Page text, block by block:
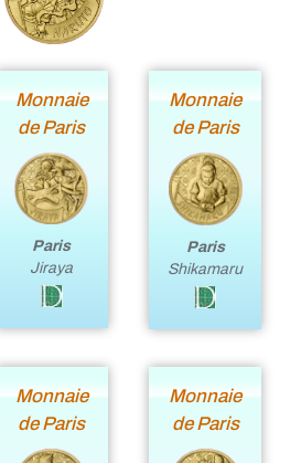
Monnaie
de Paris
Paris
Jiraya
Monnaie
de Paris
Paris
Shikamaru
Monnaie
de Paris
Monnaie
de Paris